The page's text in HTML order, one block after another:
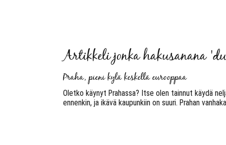
Artikkeli jonka hakusanana
Praha, pieni kylä keskellä eurooppaa
Oletko käynyt Prahassa? Itse olen tainnut käydä
ennenkin, ja ikävä kaupunkiin on suuri. Prahan